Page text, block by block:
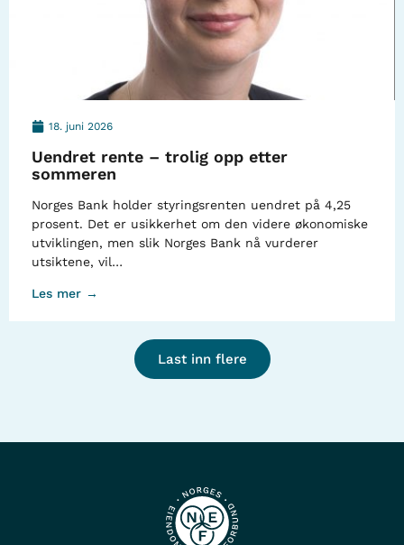
18. juni 2026
Uendret rente – trolig opp etter
sommeren
Norges Bank holder styringsrenten uendret på 4,25
prosent. Det er usikkerhet om den videre økonomiske
utviklingen, men slik Norges Bank nå vurderer
utsiktene, vil…
Les mer →
Last inn flere